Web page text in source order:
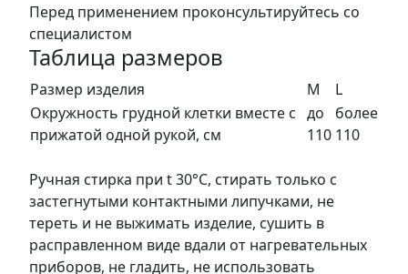
Перед применением проконсультируйтесь со
специалистом
Таблица размеров
Размер изделия M
L
Окружность грудной клетки вместе с
прижатой одной рукой, см
до
110
более
110
Ручная стирка при t 30°С, стирать только с
застегнутыми контактными липучками, не
тереть и не выжимать изделие, сушить в
расправленном виде вдали от нагревательных
приборов, не гладить, не использовать